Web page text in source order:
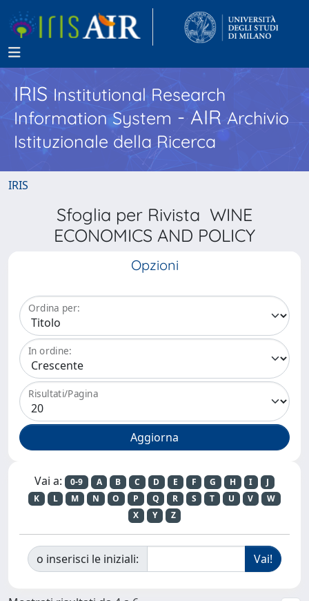
IRISInstitutional Research
Information System - AIR Archivio
Istituzionale della Ricerca
IRIS
Sfoglia per Rivista WINE
ECONOMICS AND POLICY
Opzioni
Ordina per:
In ordine:
Risultati/Pagina
Vai a: 0-9 A B C D E F G H I
J
K
L M N O P Q R S T U V
W
X
Y Z
o inserisci le iniziali: